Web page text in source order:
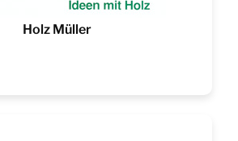
Holz Müller